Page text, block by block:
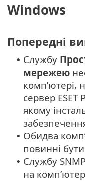
Windows
Попередні
• Службу
мережею
комп’ютері,
сервер ESET
якому
• Обидва
повинні
• Службу
на